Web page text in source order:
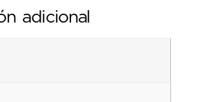
adicional